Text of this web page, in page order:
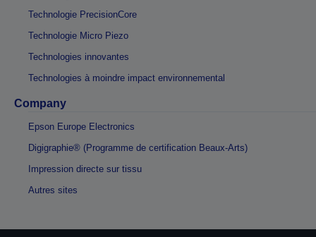
Technologie PrecisionCore
Technologie Micro Piezo
Technologies innovantes
Technologies à moindre impact environnemental
Company
Epson Europe Electronics
Digigraphie® (Programme de certification Beaux-Arts)
Impression directe sur tissu
Autres sites